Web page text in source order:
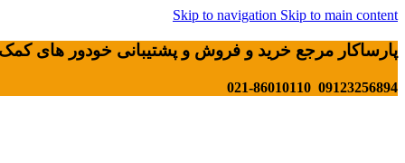
Skip to navigation Skip to main content
پارساکار مرجع خرید و فروش و پشتیبانی خودور های کمک
09123256894 021-86010110